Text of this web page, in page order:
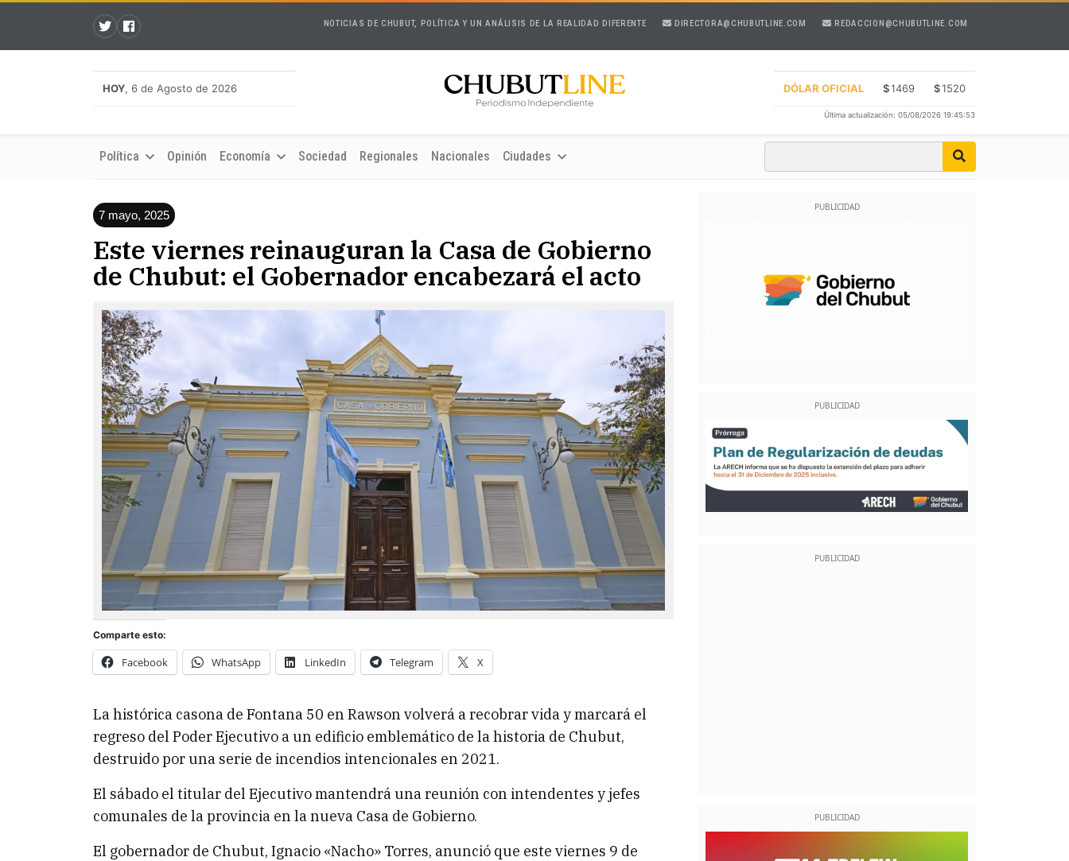
NOTICIAS DE CHUBUT, POLÍTICA Y UN ANÁLISIS DE LA REALIDAD DIFERENTE DIRECTORA@CHUBUTLINE.COM REDACCION@CHUBUTLINE.COM
HOY, 6 de Agosto de 2026 DÓLAR OFICIAL $1469 $1520
Última actualización: 05/08/2026 19:45:53
Política Opinión Economía Sociedad Regionales Nacionales Ciudades
7 mayo, 2025
Este viernes reinauguran la Casa de Gobierno
de Chubut: el Gobernador encabezará el acto
Comparte esto:
Facebook WhatsApp LinkedIn Telegram X
La histórica casona de Fontana 50 en Rawson volverá a recobrar vida y marcará el
regreso del Poder Ejecutivo a un edificio emblemático de la historia de Chubut,
destruido por una serie de incendios intencionales en 2021.
El sábado el titular del Ejecutivo mantendrá una reunión con intendentes y jefes
comunales de la provincia en la nueva Casa de Gobierno.
El gobernador de Chubut, Ignacio «Nacho» Torres, anunció que este viernes 9 de